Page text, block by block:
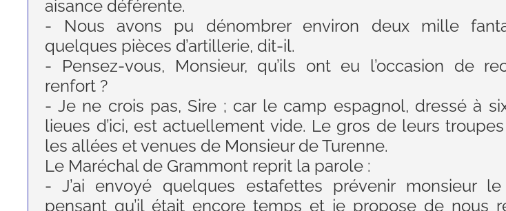
aisance déférente.
- Nous avons pu dénombrer environ deux mille
quelques pièces d’artillerie, dit-il.
- Pensez-vous, Monsieur, qu’ils ont eu l’occasion de
renfort ?
- Je ne crois pas, Sire ; car le camp espagnol, dressé à
lieues d’ici, est actuellement vide. Le gros de leurs
les allées et venues de Monsieur de Turenne.
Le Maréchal de Grammont reprit la parole :
- J’ai envoyé quelques estafettes prévenir monsieur
pensant qu’il était encore temps et je propose de nous